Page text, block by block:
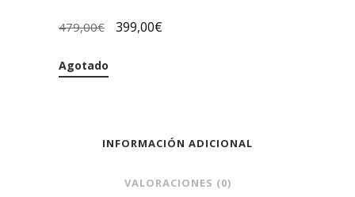
479,00€ 399,00€
Agotado
INFORMACIÓN ADICIONAL
VALORACIONES (0)